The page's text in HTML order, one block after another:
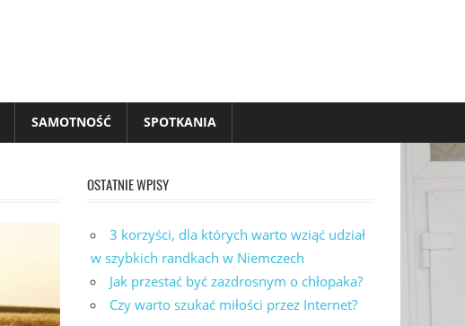
SAMOTNOŚĆ SPOTKANIA
OSTATNIE WPISY
3 korzyści, dla których warto wziąć udział
w szybkich randkach w Niemczech
Jak przestać być zazdrosnym o chłopaka?
Czy warto szukać miłości przez Internet?